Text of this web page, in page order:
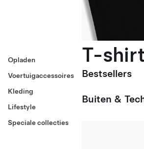
Opladen
Voertuigaccessoires
Kleding
Lifestyle
Speciale collecties
T-
Bestsellers
Buiten &